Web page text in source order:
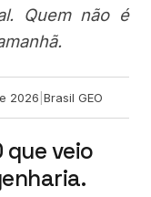
Quem não é
2026 Brasil GEO
que veio